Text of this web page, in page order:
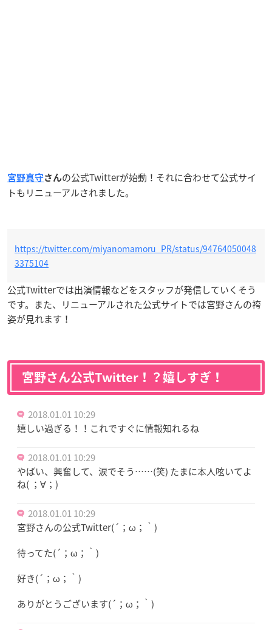
宮野真守さんの公式Twitterが始動！それに合わせて公式サイ
トもリニューアルされました。
https://twitter.com/miyanomamoru_PR/status/94764050048
3375104
公式Twitterでは出演情報などをスタッフが発信していくそう
です。また、リニューアルされた公式サイトでは宮野さんの袴
姿が見れます！
宮野さん公式Twitter！？嬉しすぎ！
2018.01.01 10:29
嬉しい過ぎる！！これですぐに情報知れるね
2018.01.01 10:29
やばい、興奮して、涙でそう……(笑) たまに本人呟いてよ
ね( ；∀；)
2018.01.01 10:29
宮野さんの公式Twitter(´；ω；｀)
待ってた(´；ω；｀)
好き(´；ω；｀)
ありがとうございます(´；ω；｀)